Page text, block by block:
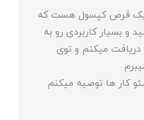
یک قرص کپسول هست که
و بسیار کاربردی رو به
میکنم و توی
کار ها توصیه میکنم